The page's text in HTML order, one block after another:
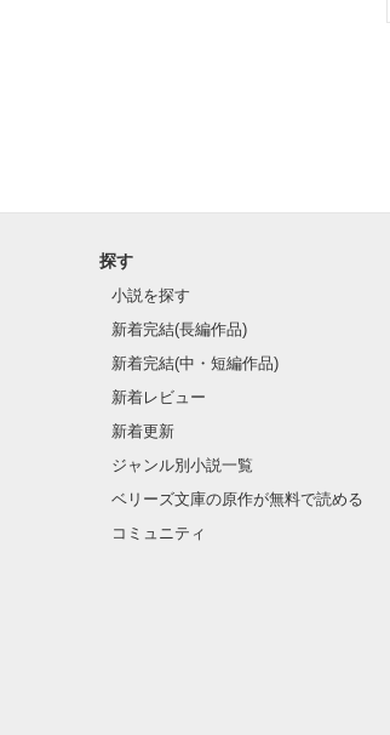
探す
小説を探す
新着完結(長編作品)
新着完結(中・短編作品)
新着レビュー
新着更新
ジャンル別小説一覧
ベリーズ文庫の原作が無料で読める
コミュニティ